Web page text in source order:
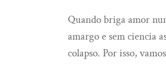
Quando briga amor
amargo e sem ciencia
colapso. Por isso,